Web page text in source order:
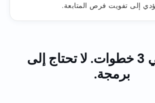
إلى تفويت فرص المتابعة.
اعمل في 3 خطوات. لا تحتاج إلى
برمجة.